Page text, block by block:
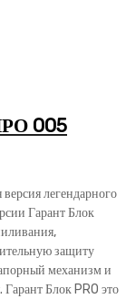
005
легендарного
Гарант Блок
защиту
механизм и
Блок PRO это